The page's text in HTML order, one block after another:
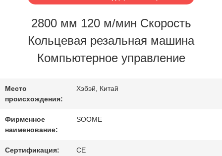
ЭКСКУРСИЯ
ЗАВОДУ
КОНТРОЛЬ
КАЧЕСТВА
СВЯЖИТЕСЬ
2800 мм 120 м/мин Скорость
Кольцевая резальная машина
Компьютерное управление
Место
происхождения:
Хэбэй, Китай
Фирменное
наименование:
SOOME
Сертификация: CE